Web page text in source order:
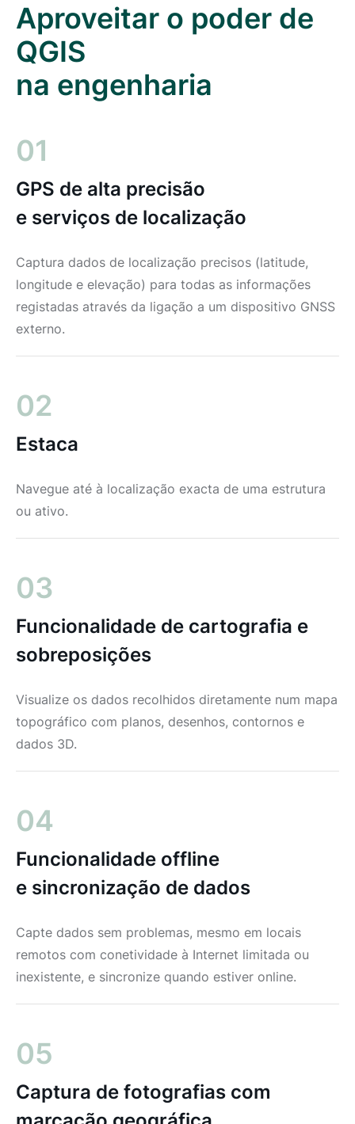
Aproveitar o poder de
QGIS
na engenharia
01
GPS de alta precisão
e serviços de localização
Captura dados de localização precisos (latitude,
longitude e elevação) para todas as informações
registadas através da ligação a um dispositivo GNSS
externo.
02
Estaca
Navegue até à localização exacta de uma estrutura
ou ativo.
03
Funcionalidade de cartografia e
sobreposições
Visualize os dados recolhidos diretamente num mapa
topográfico com planos, desenhos, contornos e
dados 3D.
04
Funcionalidade offline
e sincronização de dados
Capte dados sem problemas, mesmo em locais
remotos com conetividade à Internet limitada ou
inexistente, e sincronize quando estiver online.
05
Captura de fotografias com